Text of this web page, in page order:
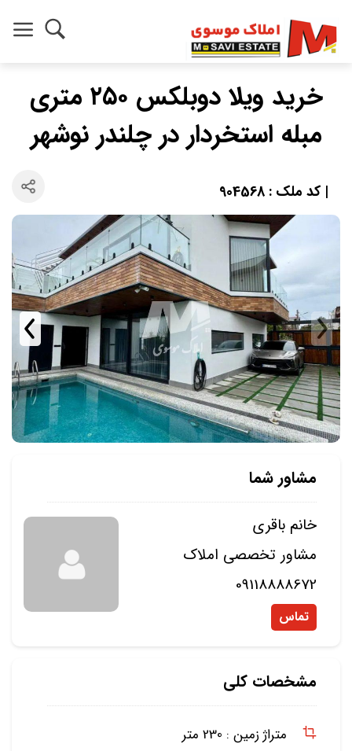
خريد ويلا دوبلكس ٢٥٠ متري
مبله استخردار در چلندر نوشهر
| کد ملک : 904568
مشاور شما
خانم باقری
مشاور تخصصی املاک
09118888672
تماس
مشخصات کلی
متراژ زمین : 230 متر